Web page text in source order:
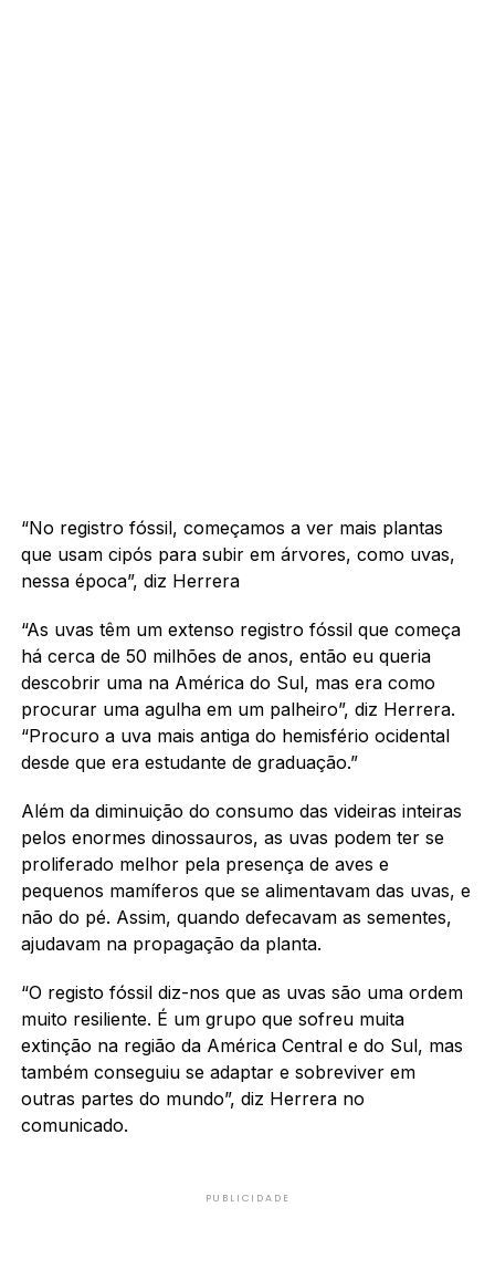
“No registro fóssil, começamos a ver mais plantas
que usam cipós para subir em árvores, como uvas,
nessa época”, diz Herrera
“As uvas têm um extenso registro fóssil que começa
há cerca de 50 milhões de anos, então eu queria
descobrir uma na América do Sul, mas era como
procurar uma agulha em um palheiro”, diz Herrera.
“Procuro a uva mais antiga do hemisfério ocidental
desde que era estudante de graduação.”
Além da diminuição do consumo das videiras inteiras
pelos enormes dinossauros, as uvas podem ter se
proliferado melhor pela presença de aves e
pequenos mamíferos que se alimentavam das uvas, e
não do pé. Assim, quando defecavam as sementes,
ajudavam na propagação da planta.
“O registo fóssil diz-nos que as uvas são uma ordem
muito resiliente. É um grupo que sofreu muita
extinção na região da América Central e do Sul, mas
também conseguiu se adaptar e sobreviver em
outras partes do mundo”, diz Herrera no
comunicado.
PUBLICIDADE